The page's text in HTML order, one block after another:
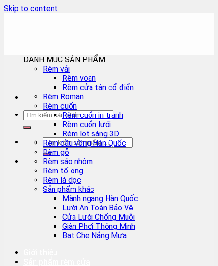
Skip to content
DANH MỤC SẢN PHẨM
Rèm vải
Rèm voan
Rèm cửa tân cổ điển
Rèm Roman
Rèm cuốn
Rèm cuốn in tranh
Rèm cuốn lưới
Rèm lọt sáng 3D
Rèm cầu vồng Hàn Quốc
Rèm gỗ
Rèm sáo nhôm
Rèm tổ ong
Rèm lá dọc
Sản phẩm khác
Mành ngang Hàn Quốc
Lưới An Toàn Bảo Vệ
Cửa Lưới Chống Muỗi
Giàn Phơi Thông Minh
Bạt Che Nắng Mưa